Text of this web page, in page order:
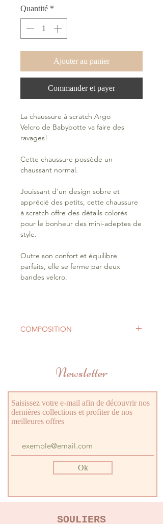
Quantité *
Ajouter au panier
Commander et payer
La chaussure à scratch Argo
Velcro de Babybotte va faire des
ravages!
Cette chaussure possède un
chaussant normal.
Jouissant d'un design sobre et
apprécié des petits, cette chaussure
à scratch offre des détails colorés
pour le bonheur des mini-adeptes de
style.
Outre son confort et équilibre
parfaits, elle se ferme par deux
bandes velcro.
COMPOSITION
Semelle Intérieure Cuir
Newsletter
Saisissez votre e-mail afin de découvrir nos
dernières collections et profiter de nos
meilleures offres
Ok
SOULIERS